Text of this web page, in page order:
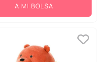
A MI BOLSA